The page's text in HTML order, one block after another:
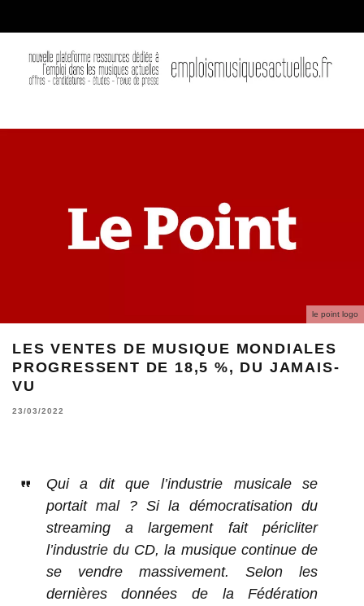
le point logo
LES VENTES DE MUSIQUE MONDIALES
PROGRESSENT DE 18,5 %, DU JAMAIS-
VU
23/03/2022
Qui a dit que l’industrie musicale se
portait mal ? Si la démocratisation du
streaming a largement fait péricliter
l’industrie du CD, la musique continue de
se vendre massivement. Selon les
dernières données de la Fédération